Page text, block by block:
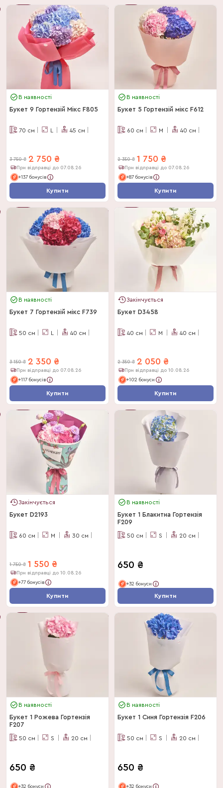
В наявності
Букет 9 Гортензій Мікс F805
70 см L 45 см
3 750 ₴ 2 750 ₴
При відправці до 07.08.26
+137 бонусів
Купити
В наявності
Букет 5 Гортензій мікс F612
60 см M 40 см
2 350 ₴ 1 750 ₴
При відправці до 07.08.26
+87 бонусів
Купити
В наявності
Букет 7 Гортензій мікс F739
50 см L 40 см
3 150 ₴ 2 350 ₴
При відправці до 07.08.26
+117 бонусів
Купити
Закінчується
Букет D3458
40 см M 40 см
2 350 ₴ 2 050 ₴
При відправці до 10.08.26
+102 бонуси
Купити
Закінчується
Букет D2193
60 см M 30 см
1 750 ₴ 1 550 ₴
При відправці до 10.08.26
+77 бонусів
Купити
В наявності
Букет 1 Блакитна Гортензія
F209
50 см S 20 см
650 ₴
+32 бонуси
Купити
В наявності
Букет 1 Рожева Гортензія
F207
50 см S 20 см
650 ₴
+32 бонуси
В наявності
Букет 1 Синя Гортензія F206
50 см S 20 см
650 ₴
+32 бонуси